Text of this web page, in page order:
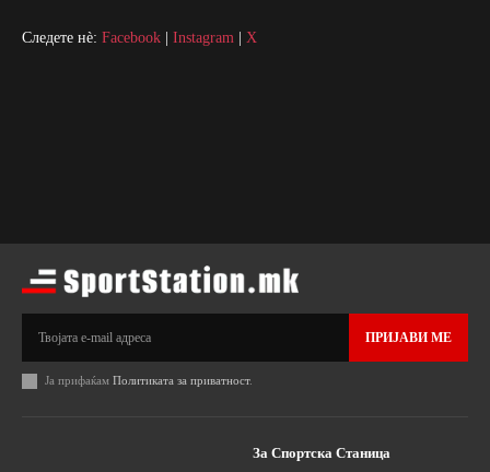
Следете нè: Facebook Instagram X
ПРИЈАВИ МЕ
Ја прифаќам Политиката за приватност.
За Спортска Станица